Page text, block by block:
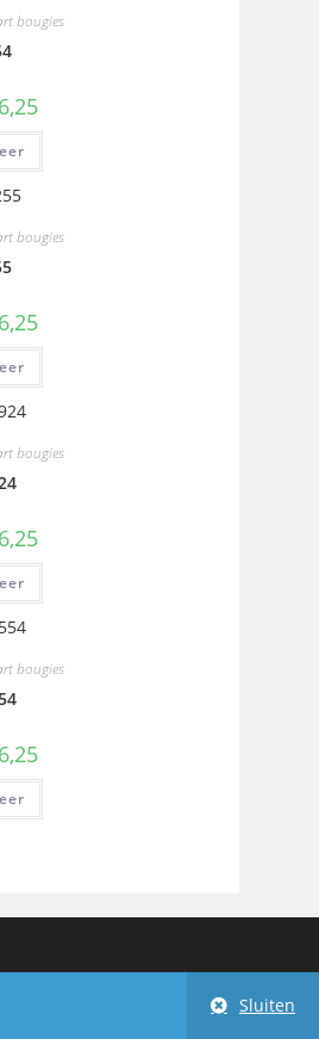
bougies
6,25
bougies
6,25
bougies
6,25
bougies
6,25
Sluiten